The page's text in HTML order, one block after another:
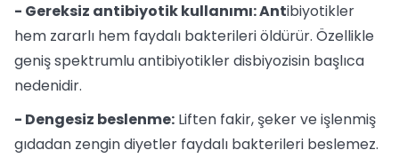
- Gereksiz antibiyotik kullanımı: Antibiyotikler
hem zararlı hem faydalı bakterileri öldürür. Özellikle
geniş spektrumlu antibiyotikler disbiyozisin başlıca
nedenidir.
- Dengesiz beslenme: Liften fakir, şeker ve işlenmiş
gıdadan zengin diyetler faydalı bakterileri beslemez.